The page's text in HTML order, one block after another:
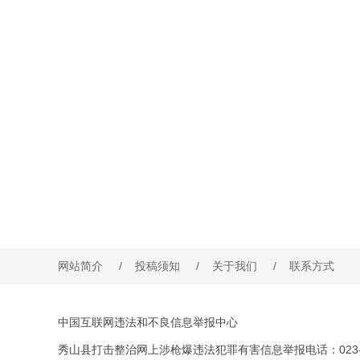
网站简介 / 投稿须知 / 关于我们 / 联系方式
中国互联网违法和不良信息举报中心
秀山县打击整治网上涉枪爆违法犯罪有害信息举报电话：